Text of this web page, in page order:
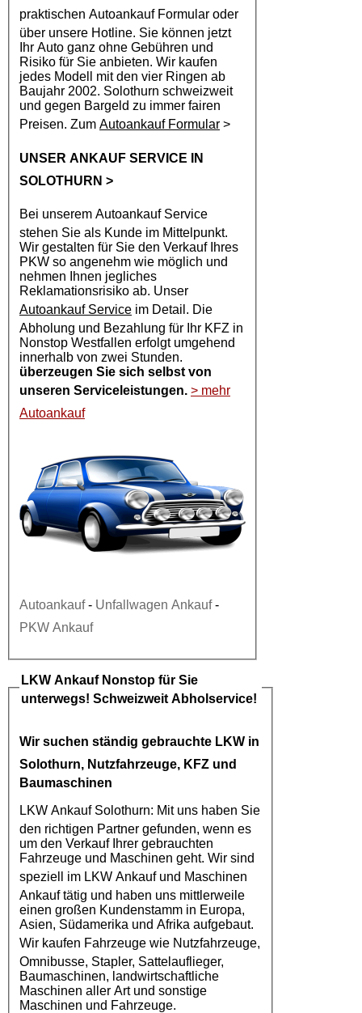
praktischen AutoankaufFormular oder
über unsere Hotline. Sie können jetzt
Ihr Auto ganz ohne Gebühren und
Risiko für Sie anbieten. Wir kaufen
jedes Modell mit den vier Ringen ab
Baujahr 2002. Solothurn schweizweit
und gegen Bargeld zu immer fairen
Preisen. Zum Autoankauf Formular >
UNSER ANKAUF SERVICE IN
SOLOTHURN >
Bei unserem AutoankaufService
stehen Sie als Kunde im Mittelpunkt.
Wir gestalten für Sie den Verkauf Ihres
PKW so angenehm wie möglich und
nehmen Ihnen jegliches
Reklamationsrisiko ab. Unser
Autoankauf Service im Detail. Die
Abholung und Bezahlung für Ihr KFZ in
Nonstop Westfallen erfolgt umgehend
innerhalb von zwei Stunden.
überzeugen Sie sich selbst von
unseren Serviceleistungen. > mehr
Autoankauf
Autoankauf- Unfallwagen Ankauf-
PKW Ankauf
LKW AnkaufNonstop für Sie
unterwegs! Schweizweit Abholservice!
Wir suchen ständig gebrauchte LKW in
Solothurn, Nutzfahrzeuge, KFZ und
Baumaschinen
LKW Ankauf Solothurn: Mit uns haben Sie
den richtigen Partner gefunden, wenn es
um den Verkauf Ihrer gebrauchten
Fahrzeuge und Maschinen geht. Wir sind
speziell im LKW Ankaufund Maschinen
Ankauf tätig und haben uns mittlerweile
einen großen Kundenstamm in Europa,
Asien, Südamerika und Afrika aufgebaut.
Wir kaufen Fahrzeuge wie Nutzfahrzeuge,
Omnibusse, Stapler, Sattelauflieger,
Baumaschinen, landwirtschaftliche
Maschinen aller Art und sonstige
Maschinen und Fahrzeuge.